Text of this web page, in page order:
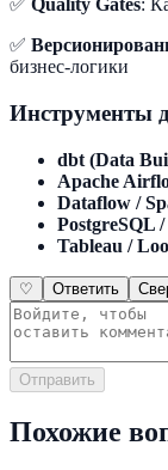
✅ Quality Gates:
✅
бизнес-логики
Инструменты
dbt (Data
Apache
Dataflow /
PostgreSQL
Tableau /
♡ Ответить
Отправить
Похожие